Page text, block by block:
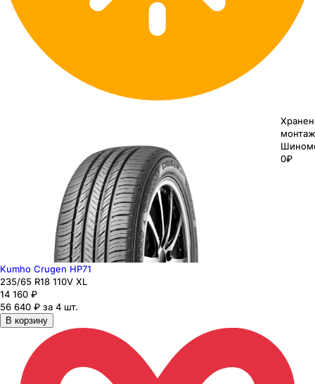
0₽
Kumho Crugen HP71
235/65 R18 110V XL
14 160 ₽
56 640 ₽ за 4 шт.
В корзину